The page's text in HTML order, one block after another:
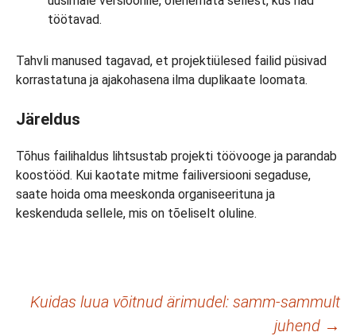
töötavad.
Tahvli manused tagavad, et projektiülesed failid püsivad
korrastatuna ja ajakohasena ilma duplikaate loomata.
Järeldus
Tõhus failihaldus lihtsustab projekti töövooge ja parandab
koostööd. Kui kaotate mitme failiversiooni segaduse,
saate hoida oma meeskonda organiseerituna ja
keskenduda sellele, mis on tõeliselt oluline.
Postituste
Kuidas luua võitnud ärimudel: samm-sammult
juhend →